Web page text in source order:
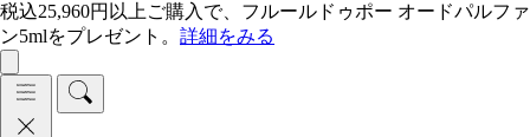
税込25,960円以上ご購入で、フルールドゥポー オードパルファ
ン5mlをプレゼント。 詳細をみる